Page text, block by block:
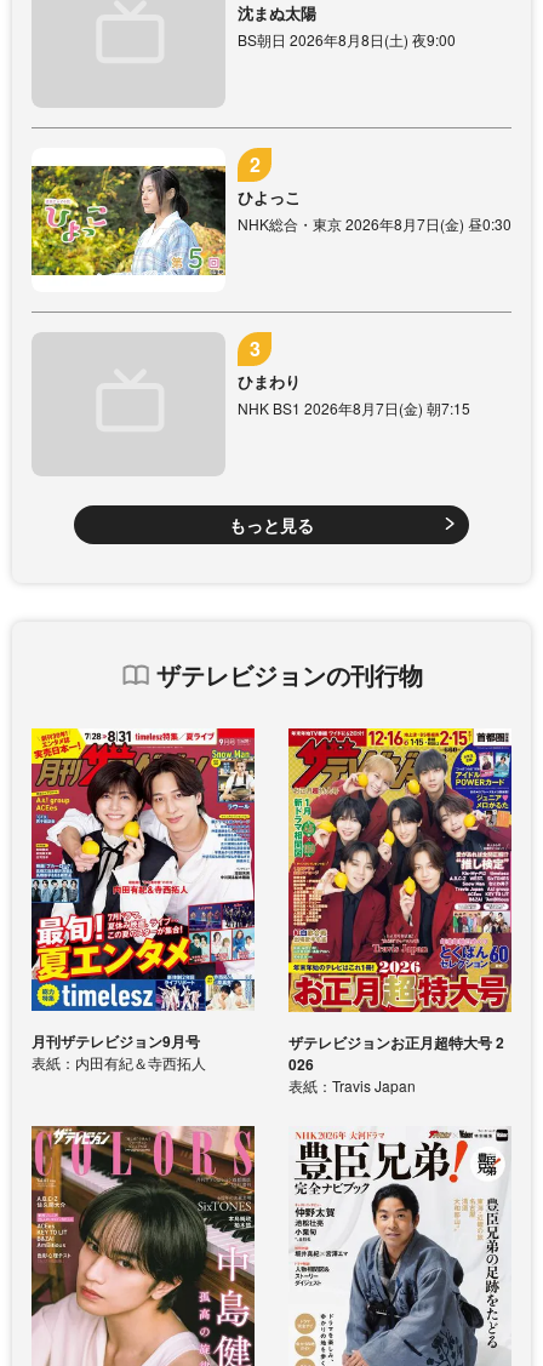
沈まぬ太陽
BS朝日 2026年8月8日(土) 夜9:00
ひよっこ
NHK総合・東京 2026年8月7日(金) 昼0:30
ひまわり
NHK BS1 2026年8月7日(金) 朝7:15
もっと見る
ザテレビジョンの刊行物
月刊ザテレビジョン9月号
表紙：内田有紀＆寺西拓人
ザテレビジョンお正月超特大号 2
026
表紙：Travis Japan